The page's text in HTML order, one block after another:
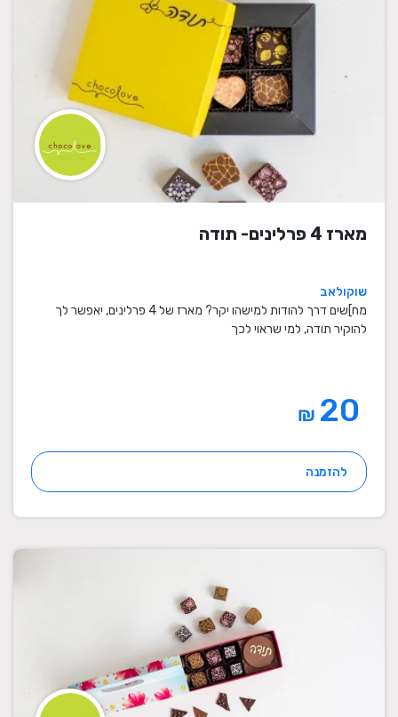
מארז 4 פרלינים- תודה
שוקולאב
מח]שים דרך להודות למישהו יקר? מארז של 4 פרלינים, יאפשר לך
להוקיר תודה, למי שראוי לכך
₪
להזמנה